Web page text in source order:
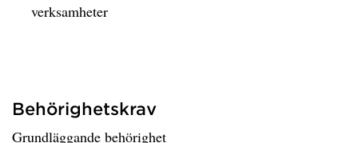
verksamheter
Behörighetskrav
Grundläggande behörighet